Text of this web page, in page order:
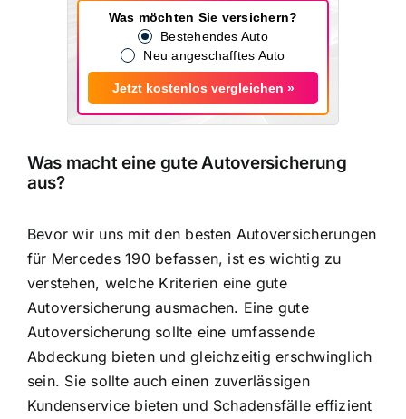
Was möchten Sie versichern?
Bestehendes Auto
Neu angeschafftes Auto
Jetzt kostenlos vergleichen »
Was macht eine gute Autoversicherung
aus?
Bevor wir uns mit den besten Autoversicherungen
für Mercedes 190 befassen, ist es wichtig zu
verstehen, welche Kriterien eine gute
Autoversicherung ausmachen. Eine gute
Autoversicherung sollte eine umfassende
Abdeckung bieten und gleichzeitig erschwinglich
sein. Sie sollte auch einen zuverlässigen
Kundenservice bieten und Schadensfälle effizient